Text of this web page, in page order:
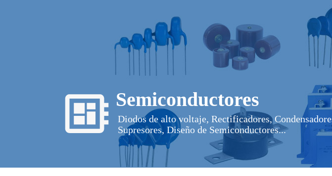
Semiconductores
Diodos de alto voltaje, Rectificadores,
Supresores, Diseño de Semiconductores...